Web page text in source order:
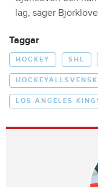
lag, säger
Taggar
HOCKEY SHL
LOS ANGELES